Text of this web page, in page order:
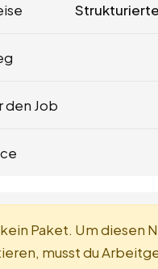
den Job
Paket. Um diesen
musst du